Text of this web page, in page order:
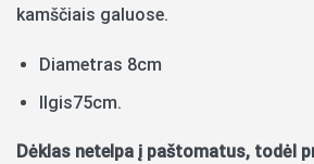
kamščiais galuose.
Diametras 8cm
Ilgis75cm.
Dėklas netelpa į paštomatus, todėl